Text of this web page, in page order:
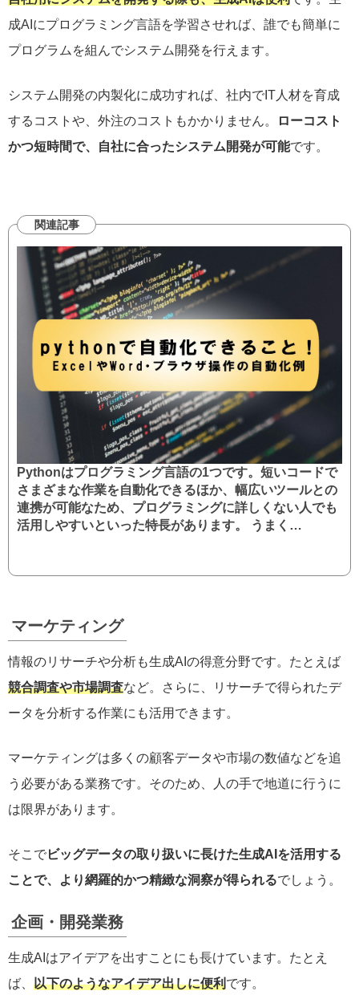
成AIにプログラミング言語を学習させれば、誰でも簡単に
プログラムを組んでシステム開発を行えます。
システム開発の内製化に成功すれば、社内でIT人材を育成
するコストや、外注のコストもかかりません。
ローコスト
かつ短時間で、自社に合ったシステム開発が可能です。
関連記事
Pythonはプログラミング言語の1つです。短いコードで
さまざまな作業を自動化できるほか、幅広いツールとの
連携が可能なため、プログラミングに詳しくない人でも
活用しやすいといった特長があります。 うまく…
マーケティング
情報のリサーチや分析も生成AIの得意分野です。たとえば
競合調査や市場調査など。さらに、リサーチで得られたデ
ータを分析する作業にも活用できます。
マーケティングは多くの顧客データや市場の数値などを追
う必要がある業務です。そのため、人の手で地道に行うに
は限界があります。
そこでビッグデータの取り扱いに長けた生成AIを活用する
ことで、より網羅的かつ精緻な洞察が得られるでしょう。
企画・開発業務
生成AIはアイデアを出すことにも長けています。たとえ
ば、 以下のようなアイデア出しに便利です。